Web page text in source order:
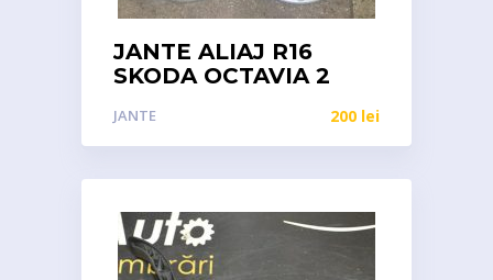
JANTE ALIAJ R16
SKODA OCTAVIA 2
JANTE 200 lei